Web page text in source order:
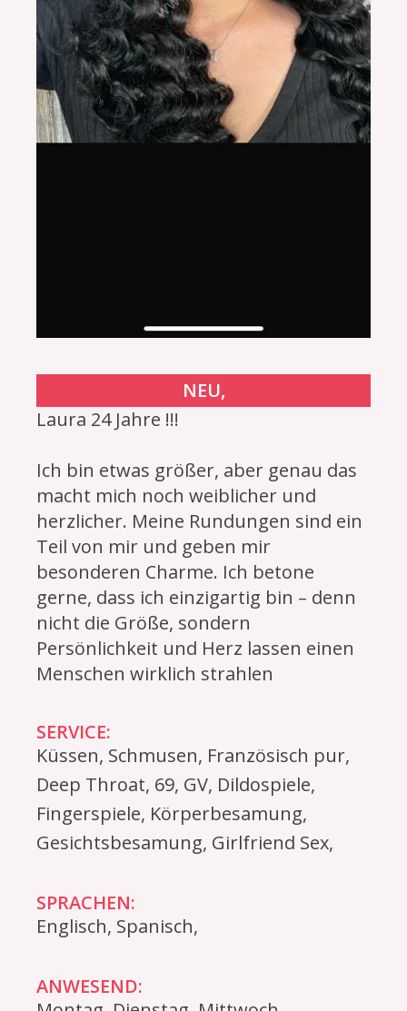
NEU,
Laura 24 Jahre !!!
Ich bin etwas größer, aber genau das
macht mich noch weiblicher und
herzlicher. Meine Rundungen sind ein
Teil von mir und geben mir
besonderen Charme. Ich betone
gerne, dass ich einzigartig bin – denn
nicht die Größe, sondern
Persönlichkeit und Herz lassen einen
Menschen wirklich strahlen
SERVICE:
Küssen, Schmusen, Französisch pur,
Deep Throat, 69, GV, Dildospiele,
Fingerspiele, Körperbesamung,
Gesichtsbesamung, Girlfriend Sex,
SPRACHEN:
Englisch, Spanisch,
ANWESEND: